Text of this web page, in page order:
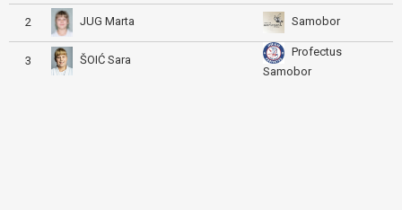
2 JUG Marta Samobor
3 ŠOIĆ Sara
Profectus
Samobor